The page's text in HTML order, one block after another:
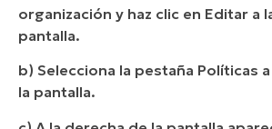
organización y haz clic en Editar a
pantalla.
b) Selecciona la pestaña Políticas
la pantalla.